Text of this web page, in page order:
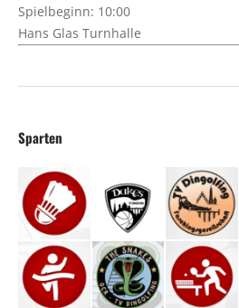
Spielbeginn: 10:00
Hans Glas Turnhalle
Sparten